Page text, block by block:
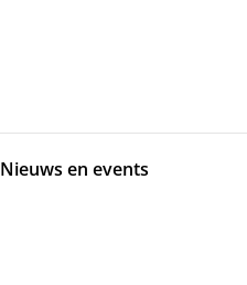
Nieuws en events